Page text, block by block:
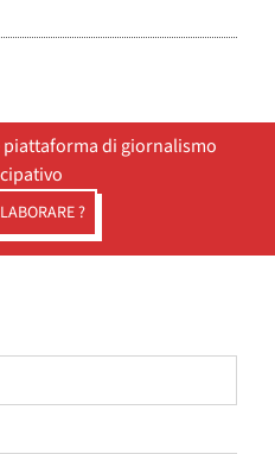
piattaforma di giornalismo
?